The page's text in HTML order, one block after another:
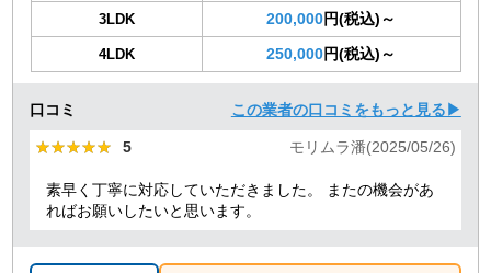
3LDK 200,000円(税込)～
4LDK 250,000円(税込)～
口コミ この業者の口コミをもっと見る▶
★★★★★
★★★★★ 5 モリムラ潘(2025/05/26)
素早く丁寧に対応していただきました。 またの機会があ
ればお願いしたいと思います。